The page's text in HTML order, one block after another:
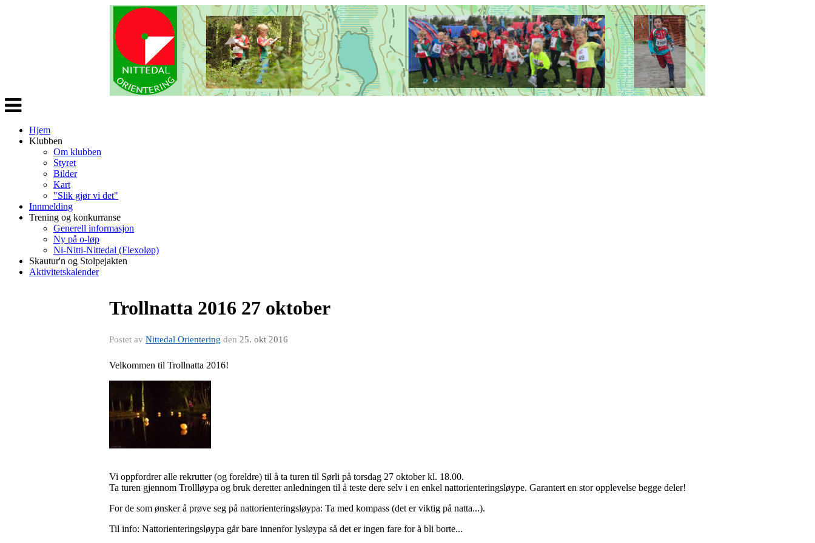
Veksle
navigasjon
Hjem
Klubben
Om klubben
Styret
Bilder
Kart
"Slik gjør vi det"
Innmelding
Trening og konkurranse
Generell informasjon
Ny på o-løp
Ni-Nitti-Nittedal (Flexoløp)
Skautur'n og Stolpejakten
Aktivitetskalender
Trollnatta 2016 27 oktober
Postet av Nittedal Orientering den 25. okt 2016
Velkommen til Trollnatta 2016!
Vi oppfordrer alle rekrutter (og foreldre) til å ta turen til Sørli på torsdag 27 oktober kl. 18.00.
Ta turen gjennom Trollløypa og bruk deretter anledningen til å teste dere selv i en enkel nattorienteringsløype. Garantert en stor opplevelse begge deler!
For de som ønsker å prøve seg på nattorienteringsløypa: Ta med kompass (det er viktig på natta...).
Til info: Nattorienteringsløypa går bare innenfor lysløypa så det er ingen fare for å bli borte...